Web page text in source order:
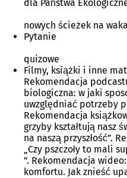
dla Państwa
nowych ścieżek na
Pytanie
quizowe
Filmy, książki i inne
Rekomendacja
biologiczna: w jaki
uwzględniać potrzeby
Rekomendacja
grzyby kształtują nasz
na naszą przyszłość”.
„Czy pszczoły to mali
”. Rekomendacja
komfortu. Jak znieść